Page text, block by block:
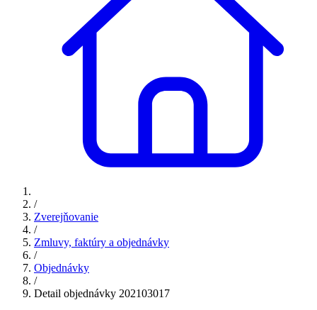
/
Zverejňovanie
/
Zmluvy, faktúry a objednávky
/
Objednávky
/
Detail objednávky 202103017